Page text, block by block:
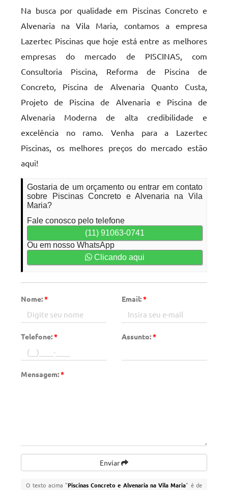
Na busca por qualidade em Piscinas Concreto e
Alvenaria na Vila Maria, contamos a empresa
Lazertec Piscinas que hoje está entre as melhores
empresas do mercado de PISCINAS, com
Consultoria Piscina, Reforma de Piscina de
Concreto, Piscina de Alvenaria Quanto Custa,
Projeto de Piscina de Alvenaria e Piscina de
Alvenaria Moderna de alta credibilidade e
excelência no ramo. Venha para a Lazertec
Piscinas, os melhores preços do mercado estão
aqui!
Gostaria de um orçamento ou entrar em contato
sobre Piscinas Concreto e Alvenaria na Vila
Maria?
Fale conosco pelo telefone
(11) 91063-0741
Ou em nosso WhatsApp
Clicando aqui
Nome:* Email:*
Telefone:* Assunto:*
Mensagem:*
Enviar
O texto acima "Piscinas Concreto e Alvenaria na Vila Maria" é de